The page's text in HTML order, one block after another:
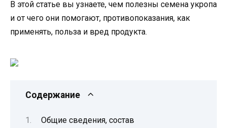
В этой статье вы узнаете, чем полезны семена укропа
и от чего они помогают, противопоказания, как
применять, польза и вред продукта.
Содержание
Общие сведения, состав